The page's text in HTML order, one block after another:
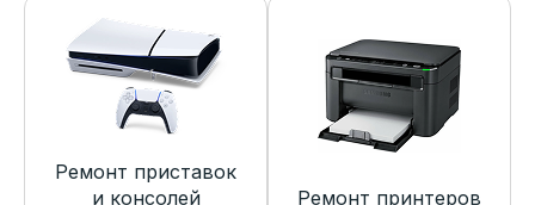
Ремонт приставок
и консолей
Ремонт принтеров